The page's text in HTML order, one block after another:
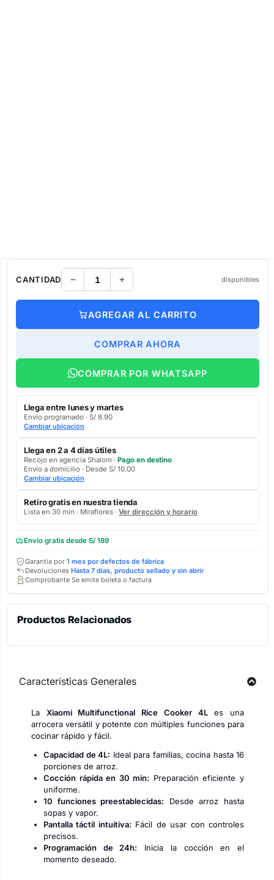
CANTIDAD disponibles
AGREGAR AL CARRITO
COMPRAR AHORA
COMPRAR POR WHATSAPP
Llega entre lunes y martes
Envío programado · S/ 8.90
Cambiar ubicación
Llega en 2 a 4 días útiles
Recojo en agencia Shalom · Pago en destino
Envío a domicilio · Desde S/ 10.00
Cambiar ubicación
Retíro gratis en nuestra tienda
Lista en 30 min · Miraflores · Ver dirección y horario
Envío gratis desde S/ 189
Garantía por 1 mes por defectos de fábrica
Devoluciones Hasta 7 días, producto sellado y sin abrir
Comprobante Se emite boleta o factura
Productos Relacionados
Características Generales
La Xiaomi Multifunctional Rice Cooker 4Les una
arrocera versátil y potente con múltiples funciones para
cocinar rápido y fácil.
Capacidad de 4L: Ideal para familias, cocina hasta 16
porciones de arroz.
Cocción rápida en 30 min: Preparación eficiente y
uniforme.
10 funciones preestablecidas: Desde arroz hasta
sopas y vapor.
Pantalla táctil intuitiva: Fácil de usar con controles
precisos.
Programación de 24h: Inicia la cocción en el
momento deseado.